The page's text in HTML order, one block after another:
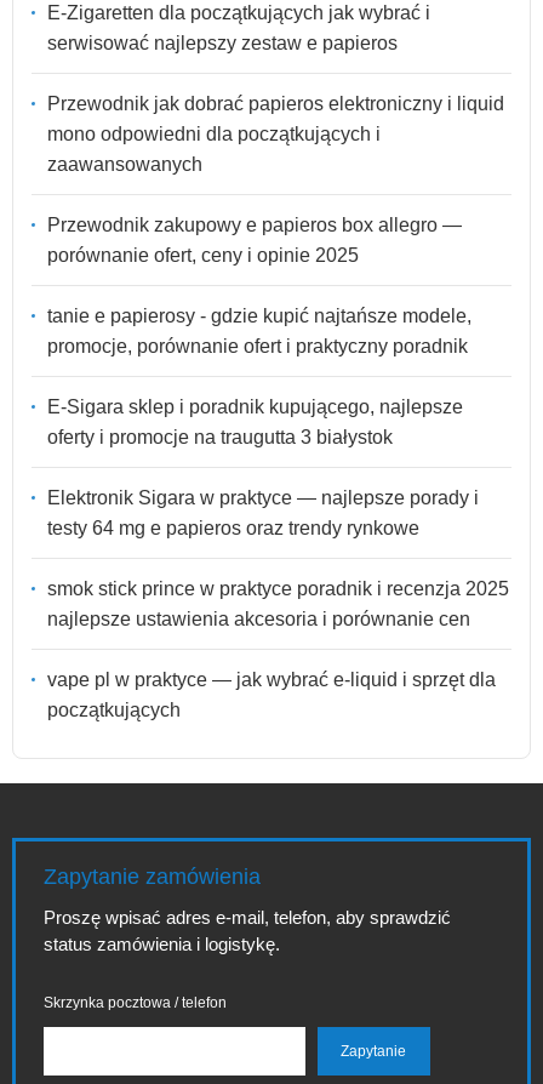
E-Zigaretten dla początkujących jak wybrać i
serwisować najlepszy zestaw e papieros
Przewodnik jak dobrać papieros elektroniczny i liquid
mono odpowiedni dla początkujących i
zaawansowanych
Przewodnik zakupowy e papieros box allegro —
porównanie ofert, ceny i opinie 2025
tanie e papierosy - gdzie kupić najtańsze modele,
promocje, porównanie ofert i praktyczny poradnik
E-Sigara sklep i poradnik kupującego, najlepsze
oferty i promocje na traugutta 3 białystok
Elektronik Sigara w praktyce — najlepsze porady i
testy 64 mg e papieros oraz trendy rynkowe
smok stick prince w praktyce poradnik i recenzja 2025
najlepsze ustawienia akcesoria i porównanie cen
vape pl w praktyce — jak wybrać e-liquid i sprzęt dla
początkujących
Zapytanie zamówienia
Proszę wpisać adres e-mail, telefon, aby sprawdzić
status zamówienia i logistykę.
Skrzynka pocztowa / telefon